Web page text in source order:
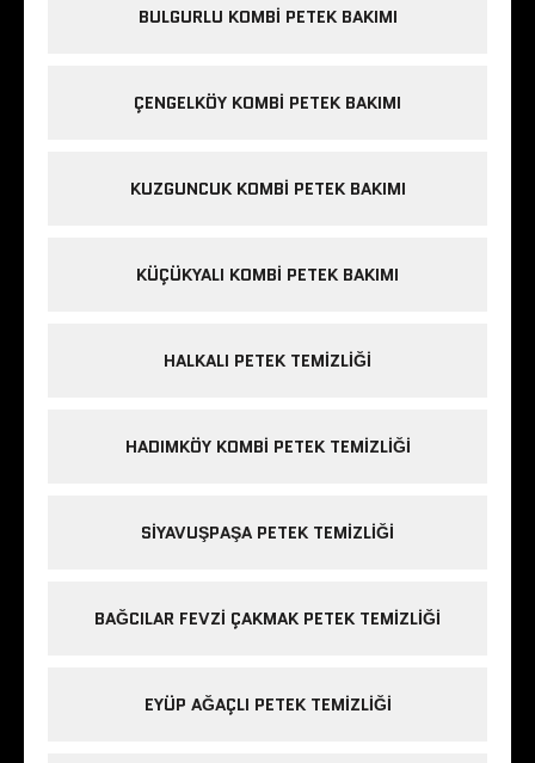
BULGURLU KOMBI PETEK BAKIMI
ÇENGELKÖY KOMBI PETEK BAKIMI
KUZGUNCUK KOMBI PETEK BAKIMI
KÜÇÜKYALI KOMBI PETEK BAKIMI
HALKALI PETEK TEMIZLIĞI
HADIMKÖY KOMBI PETEK TEMIZLIĞI
SIYAVUŞPAŞA PETEK TEMIZLIĞI
BAĞCILAR FEVZI ÇAKMAK PETEK TEMIZLIĞI
EYÜP AĞAÇLI PETEK TEMIZLIĞI